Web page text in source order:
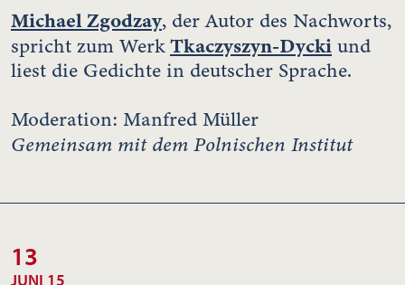
Michael Zgodzay, der Autor des Nachworts,
spricht zum WerkTkaczyszyn-Dycki und
liest die Gedichte in deutscher Sprache.
Moderation: Manfred Müller
Gemeinsam mit dem Polnischen Institut
13
JUNI 15